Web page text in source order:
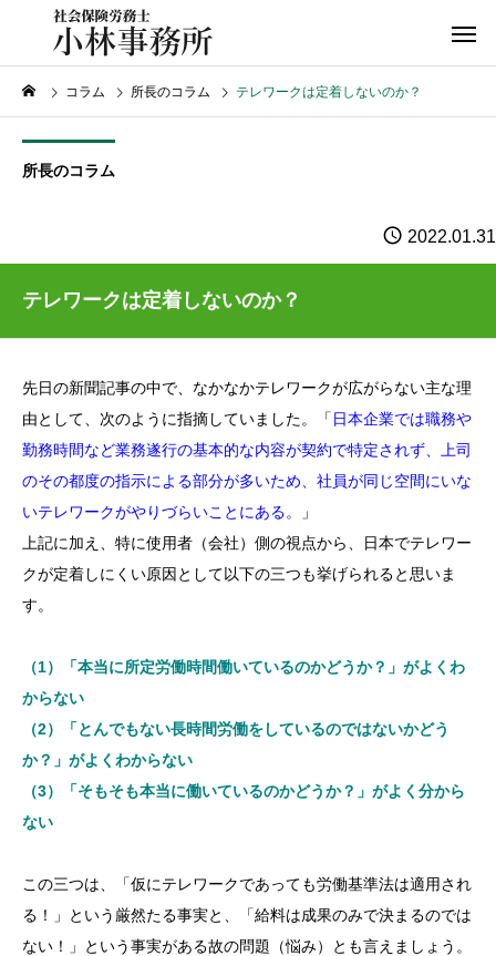
コラム 所長のコラム テレワークは定着しないのか？
所長のコラム
2022.01.31
テレワークは定着しないのか？
先日の新聞記事の中で、なかなかテレワークが広がらない主な理
由として、次のように指摘していました。「 日本企業では職務や
勤務時間など業務遂行の基本的な内容が契約で特定されず、上司
のその都度の指示による部分が多いため、社員が同じ空間にいな
いテレワークがやりづらいことにある。
」
上記に加え、特に使用者（会社）側の視点から、日本でテレワー
クが定着しにくい原因として以下の三つも挙げられると思いま
す。
（1）「本当に所定労働時間働いているのかどうか？」がよくわ
からない
（2）「とんでもない長時間労働をしているのではないかどう
か？」がよくわからない
（3）「そもそも本当に働いているのかどうか？」がよく分から
ない
この三つは、「仮にテレワークであっても労働基準法は適用され
る！」という厳然たる事実と、「給料は成果のみで決まるのでは
ない！」という事実がある故の問題（悩み）とも言えましょう。